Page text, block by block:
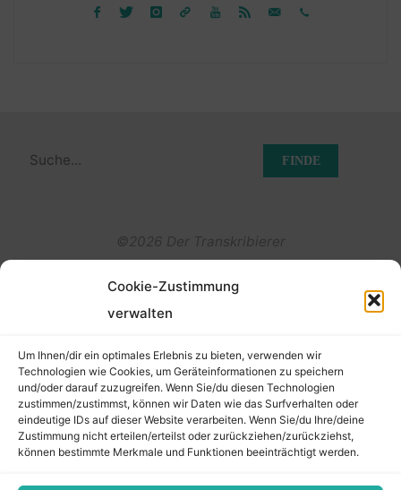
Cookie-Zustimmung
verwalten
Um Ihnen/dir ein optimales Erlebnis zu bieten, verwenden wir
Technologien wie Cookies, um Geräteinformationen zu speichern
und/oder darauf zuzugreifen. Wenn Sie/du diesen Technologien
zustimmen/zustimmst, können wir Daten wie das Surfverhalten oder
eindeutige IDs auf dieser Website verarbeiten. Wenn Sie/du Ihre/deine
Zustimmung nicht erteilen/erteilst oder zurückziehen/zurückziehst,
können bestimmte Merkmale und Funktionen beeinträchtigt werden.
Suchen
©2026 Der Transkribierer
Datenschutz
Cookie-Richtlinie (EU)
to
Top